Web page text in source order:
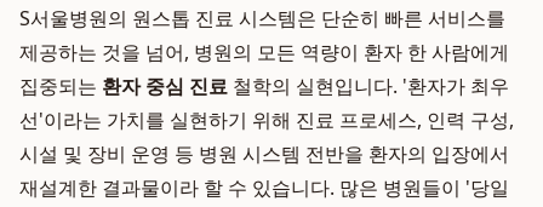
S서울병원의 원스톱 진료 시스템은 단순히 빠른 서비스를
제공하는 것을 넘어, 병원의 모든 역량이 환자 한 사람에게
집중되는 환자 중심 진료 철학의 실현입니다. '환자가 최우
선'이라는 가치를 실현하기 위해 진료 프로세스, 인력 구성,
시설 및 장비 운영 등 병원 시스템 전반을 환자의 입장에서
재설계한 결과물이라 할 수 있습니다. 많은 병원들이 '당일